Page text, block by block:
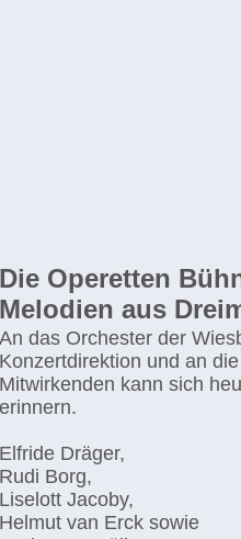
Die Operetten
Melodien aus
An das Orchester der
Konzertdirektion und an
Mitwirkenden kann sich
erinnern.
Elfride Dräger,
Rudi Borg,
Liselott Jacoby,
Helmut van Erck sowie